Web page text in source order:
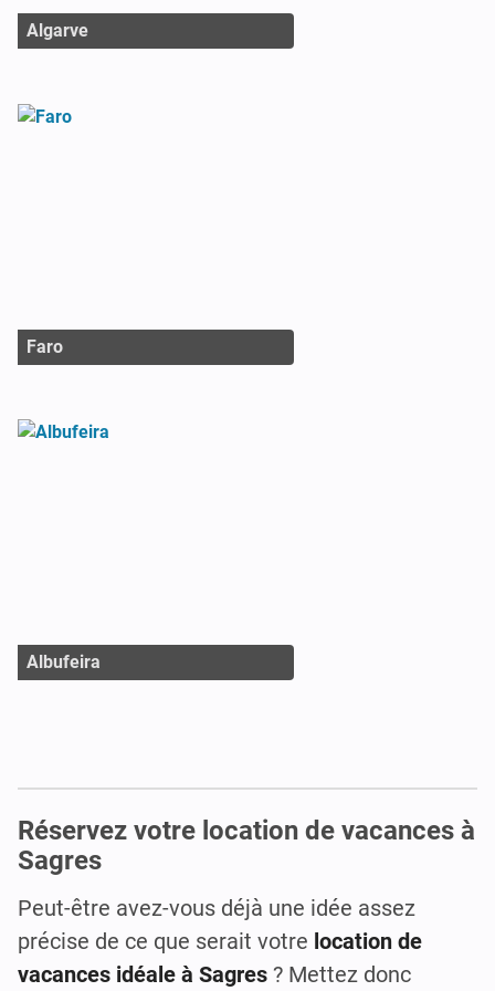
Algarve
Faro
Albufeira
Réservez votre location de vacances à
Sagres
Peut-être avez-vous déjà une idée assez
précise de ce que serait votre location de
vacances idéale à Sagres ? Mettez donc